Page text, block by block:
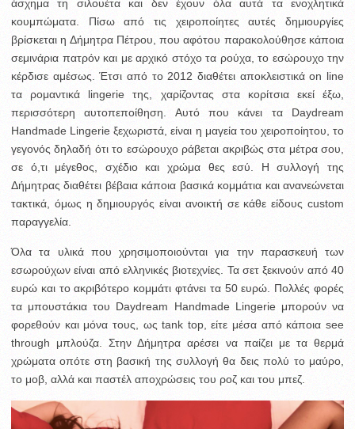
άσχημα τη σιλουέτα και δεν έχουν όλα αυτά τα ενοχλητικά
κουμπώματα. Πίσω από τις χειροποίητες αυτές δημιουργίες
βρίσκεται η Δήμητρα Πέτρου, που αφότου παρακολούθησε κάποια
σεμινάρια πατρόν και με αρχικό στόχο τα ρούχα, το εσώρουχο την
κέρδισε αμέσως. Έτσι από το 2012 διαθέτει αποκλειστικά on line
τα ρομαντικά lingerie της, χαρίζοντας στα κορίτσια εκεί έξω,
περισσότερη αυτοπεποίθηση. Αυτό που κάνει τα Daydream
Handmade Lingerie ξεχωριστά, είναι η μαγεία του χειροποίητου, το
γεγονός δηλαδή ότι το εσώρουχο ράβεται ακριβώς στα μέτρα σου,
σε ό,τι μέγεθος, σχέδιο και χρώμα θες εσύ. Η συλλογή της
Δήμητρας διαθέτει βέβαια κάποια βασικά κομμάτια και ανανεώνεται
τακτικά, όμως η δημιουργός είναι ανοικτή σε κάθε είδους custom
παραγγελία.
Όλα τα υλικά που χρησιμοποιούνται για την παρασκευή των
εσωρούχων είναι από ελληνικές βιοτεχνίες. Τα σετ ξεκινούν από 40
ευρώ και το ακριβότερο κομμάτι φτάνει τα 50 ευρώ. Πολλές φορές
τα μπουστάκια του Daydream Handmade Lingerie μπορούν να
φορεθούν και μόνα τους, ως tank top, είτε μέσα από κάποια see
through μπλούζα. Στην Δήμητρα αρέσει να παίζει με τα θερμά
χρώματα οπότε στη βασική της συλλογή θα δεις πολύ το μαύρο,
το μοβ, αλλά και παστέλ αποχρώσεις του ροζ και του μπεζ.